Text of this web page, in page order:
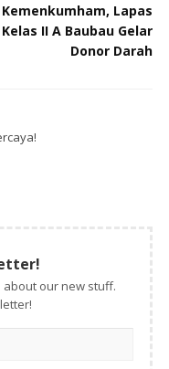
Kemenkumham, Lapas
Kelas II A Baubau Gelar
Donor Darah
about our new stuff.